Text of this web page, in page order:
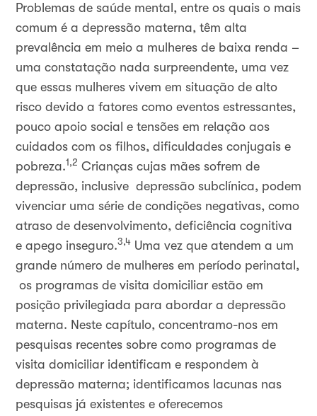
Problemas de saúde mental, entre os quais o mais
comum é a depressão materna, têm alta
prevalência em meio a mulheres de baixa renda –
uma constatação nada surpreendente, uma vez
que essas mulheres vivem em situação de alto
risco devido a fatores como eventos estressantes,
pouco apoio social e tensões em relação aos
cuidados com os filhos, dificuldades conjugais e
pobreza.1,2 Crianças cujas mães sofrem de
depressão, inclusive depressão subclínica, podem
vivenciar uma série de condições negativas, como
atraso de desenvolvimento, deficiência cognitiva
e apego inseguro.3,4 Uma vez que atendem a um
grande número de mulheres em período perinatal,
os programas de visita domiciliar estão em
posição privilegiada para abordar a depressão
materna. Neste capítulo, concentramo-nos em
pesquisas recentes sobre como programas de
visita domiciliar identificam e respondem à
depressão materna; identificamos lacunas nas
pesquisas já existentes e oferecemos